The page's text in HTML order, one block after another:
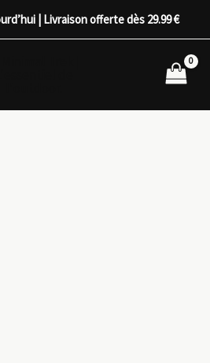
| Livraison offerte dès 29.99 €